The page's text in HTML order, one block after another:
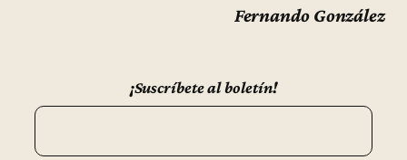
Fernando González
¡Suscríbete al boletín!